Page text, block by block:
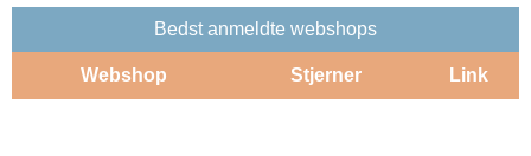
Bedst anmeldte webshops
Webshop Stjerner Link